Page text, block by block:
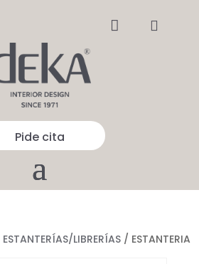
 
Pide cita
ESTANTERÍAS/LIBRERÍAS/ ESTANTERIA